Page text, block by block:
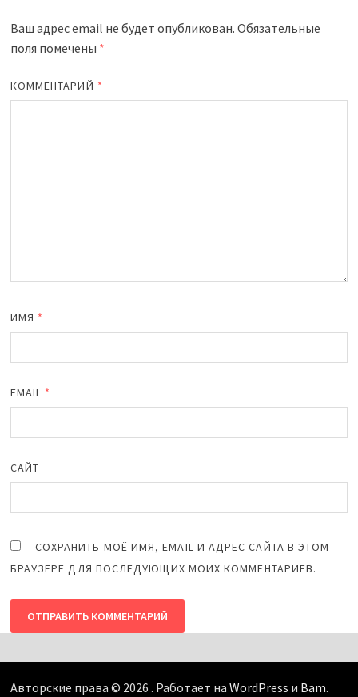
Ваш адрес email не будет опубликован. Обязательные
поля помечены *
КОММЕНТАРИЙ *
ИМЯ *
EMAIL *
САЙТ
СОХРАНИТЬ МОЁ ИМЯ, EMAIL И АДРЕС САЙТА В ЭТОМ
БРАУЗЕРЕ ДЛЯ ПОСЛЕДУЮЩИХ МОИХ КОММЕНТАРИЕВ.
Авторские права © 2026 . Работает на WordPress и Bam.